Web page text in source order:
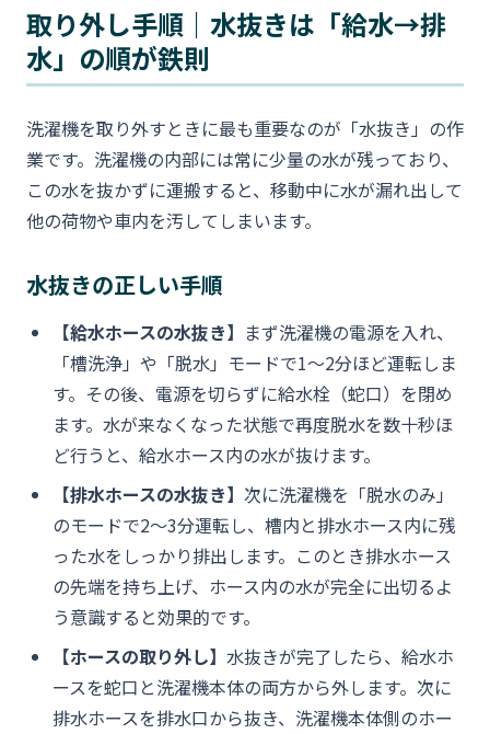
取り外し手順｜水抜きは「給水→排
水」の順が鉄則
洗濯機を取り外すときに最も重要なのが「水抜き」の作
業です。洗濯機の内部には常に少量の水が残っており、
この水を抜かずに運搬すると、移動中に水が漏れ出して
他の荷物や車内を汚してしまいます。
水抜きの正しい手順
【給水ホースの水抜き】 まず洗濯機の電源を入れ、
「槽洗浄」や「脱水」モードで1〜2分ほど運転しま
す。その後、電源を切らずに給水栓（蛇口）を閉め
ます。水が来なくなった状態で再度脱水を数十秒ほ
ど行うと、給水ホース内の水が抜けます。
【排水ホースの水抜き】 次に洗濯機を「脱水のみ」
のモードで2〜3分運転し、槽内と排水ホース内に残
った水をしっかり排出します。このとき排水ホース
の先端を持ち上げ、ホース内の水が完全に出切るよ
う意識すると効果的です。
【ホースの取り外し】 水抜きが完了したら、給水ホ
ースを蛇口と洗濯機本体の両方から外します。次に
排水ホースを排水口から抜き、洗濯機本体側のホー